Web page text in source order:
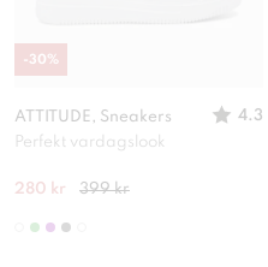
ATTITUDE, Sneakers
4.3
Perfekt vardagslook
280 kr 399 kr
-30%